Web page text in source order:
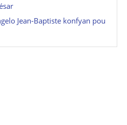
Jean-Baptiste konfyan pou